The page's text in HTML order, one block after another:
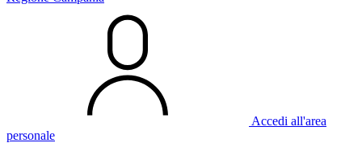
Accedi all'area
personale